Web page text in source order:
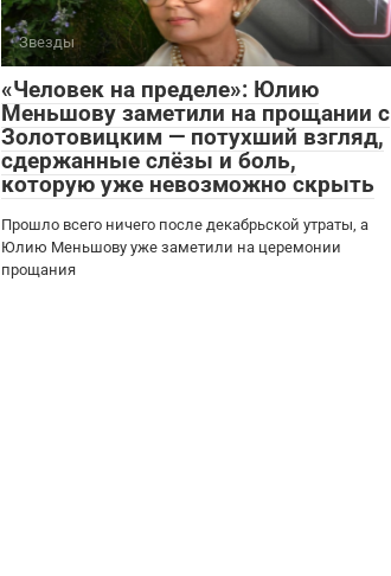
Звезды
«Человек на пределе»: Юлию
Меньшову заметили на прощании с
Золотовицким — потухший взгляд,
сдержанные слёзы и боль,
которую уже невозможно скрыть
Прошло всего ничего после декабрьской утраты, а
Юлию Меньшову уже заметили на церемонии
прощания